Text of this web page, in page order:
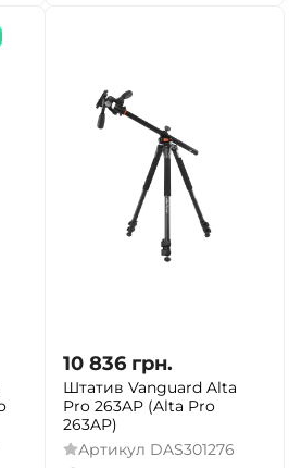
10 836 грн.
Штатив Vanguard Alta
Pro 263AP (Alta Pro
263AP)
Артикул DAS301276